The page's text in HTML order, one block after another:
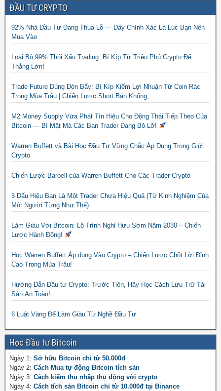
ĐẦU TƯ CRYPTO
92% Nhà Đầu Tư Đang Thua Lỗ — Đây Chính Xác Là Lúc Bạn Nên
Mua Vào
Loại Bỏ 99% Thói Xấu Trading: Bí Kíp Từ Triệu Phú Crypto Để
Thắng Lớn!
Trade Future Dùng Đòn Bẩy: Bí Kíp Kiếm Lợi Nhuận Từ Coin Rác
Trong Mùa Trâu | Chiến Lược Short Bán Khống
M2 Money Supply Vừa Phát Tín Hiệu Cho Động Thái Tiếp Theo Của
Bitcoin — Bí Mật Mà Các Bạn Trader Đang Bỏ Lỡ!
Warren Buffett và Bài Học Đầu Tư Vững Chắc Áp Dụng Trong Giới
Crypto
Chiến Lược Barbell của Warren Buffett Cho Các Trader Crypto
5 Dấu Hiệu Bạn Là Một Trader Chưa Hiệu Quả (Từ Kinh Nghiệm Của
Một Người Từng Như Thế)
Làm Giàu Với Bitcoin: Lộ Trình Nghỉ Hưu Sớm Năm 2030 – Chiến
Lược Hành Động!
Học Warren Buffett Áp dụng Vào Crypto – Chiến Lược Chốt Lời Đỉnh
Cao Trong Mùa Trâu!
Hướng Dẫn Đầu tư Crypto: Trước Tiên, Hãy Học Cách Lưu Trữ Tài
Sản An Toàn!
6 Luật Vàng Để Làm Giàu Từ Nghề Đầu Tư
Học Đầu tư Bitcoin
Ngày 1: Sở hữu Bitcoin chỉ từ 50.000đ
Ngày 2: Cách Mua tự động Bitcoin tích sản
Ngày 3: Cách kiếm thu nhập thụ động với crypto
Ngày 4: Cách tích sản Bitcoin chỉ từ 10.000đ tại Binance